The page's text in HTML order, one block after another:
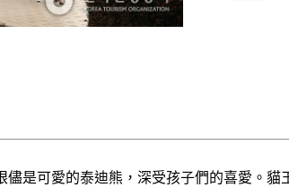
是可愛的泰迪熊，深受孩子們的喜愛。貓